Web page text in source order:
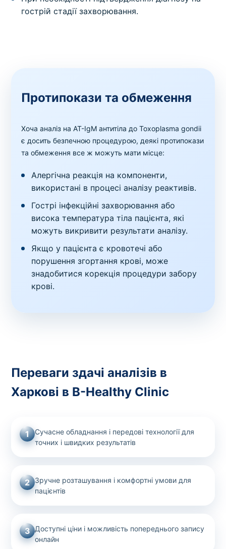
гострій стадії захворювання.
Протипокази та обмеження
Хоча аналіз на AT-IgМ антитіла до Toxoplasma gondii
є досить безпечною процедурою, деякі протипокази
та обмеження все ж можуть мати місце:
Алергічна реакція на компоненти,
використані в процесі аналізу реактивів.
Гострі інфекційні захворювання або
висока температура тіла пацієнта, які
можуть викривити результати аналізу.
Якщо у пацієнта є кровотечі або
порушення згортання крові, може
знадобитися корекція процедури забору
крові.
Переваги здачі аналізів в
Харкові в B-Healthy Clinic
1
Сучасне обладнання і передові технології для
точних і швидких результатів
2
Зручне розташування і комфортні умови для
пацієнтів
3 Доступні ціни і можливість попереднього запису
онлайн